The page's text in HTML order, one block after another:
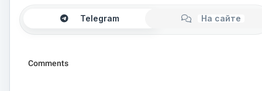
Telegram На сайте